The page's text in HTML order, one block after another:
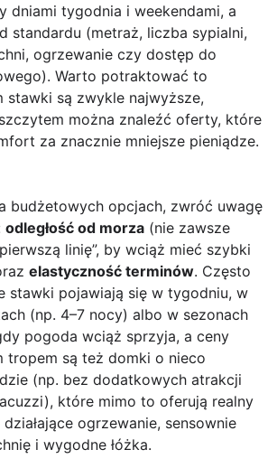
dniami tygodnia i weekendami, a
standardu (metraż, liczba sypialni,
ogrzewanie czy dostęp do
Warto potraktować to
stawki są zwykle najwyższe,
można znaleźć oferty, które
za znacznie mniejsze pieniądze.
budżetowych opcjach, zwróć uwagę
odległość od morza (nie zawsze
linię”, by wciąż mieć szybki
elastyczność terminów. Często
stawki pojawiają się w tygodniu, w
(np. 4–7 nocy) albo w sezonach
pogoda wciąż sprzyja, a ceny
tropem są też domki o nieco
(np. bez dodatkowych atrakcji
które mimo to oferują realny
ogrzewanie, sensownie
i wygodne łóżka.